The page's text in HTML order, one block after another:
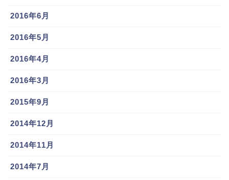
2016年6月
2016年5月
2016年4月
2016年3月
2015年9月
2014年12月
2014年11月
2014年7月